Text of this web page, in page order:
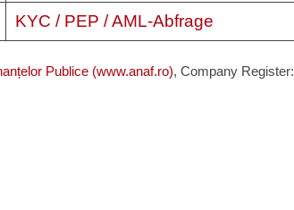
KYC / PEP / AML-Abfrage
Publice (www.anaf.ro), Company Register: